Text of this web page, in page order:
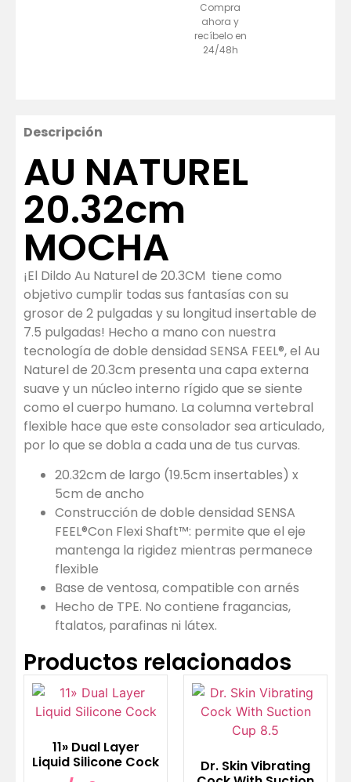
Compra
ahora y
recíbelo en
24/48h
Descripción
AU NATUREL
20.32cm
MOCHA
¡El Dildo Au Naturel de 20.3CM tiene como
objetivo cumplir todas sus fantasías con su
grosor de 2 pulgadas y su longitud insertable de
7.5 pulgadas! Hecho a mano con nuestra
tecnología de doble densidad SENSA FEEL®, el Au
Naturel de 20.3cm presenta una capa externa
suave y un núcleo interno rígido que se siente
como el cuerpo humano. La columna vertebral
flexible hace que este consolador sea articulado,
por lo que se dobla a cada una de tus curvas.
20.32cm de largo (19.5cm insertables) x
5cm de ancho
Construcción de doble densidad SENSA
FEEL®Con Flexi Shaft™: permite que el eje
mantenga la rigidez mientras permanece
flexible
Base de ventosa, compatible con arnés
Hecho de TPE. No contiene fragancias,
ftalatos, parafinas ni látex.
Productos relacionados
11» Dual Layer
Liquid Silicone Cock
Dr. Skin Vibrating